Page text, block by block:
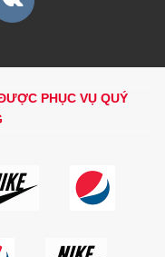
PHỤC VỤ QUÝ